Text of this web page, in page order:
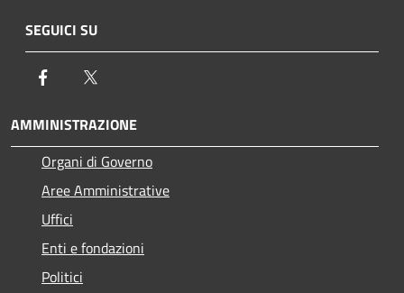
SEGUICI SU
Facebook
AMMINISTRAZIONE
Organi di Governo
Aree Amministrative
Uffici
Enti e fondazioni
Politici